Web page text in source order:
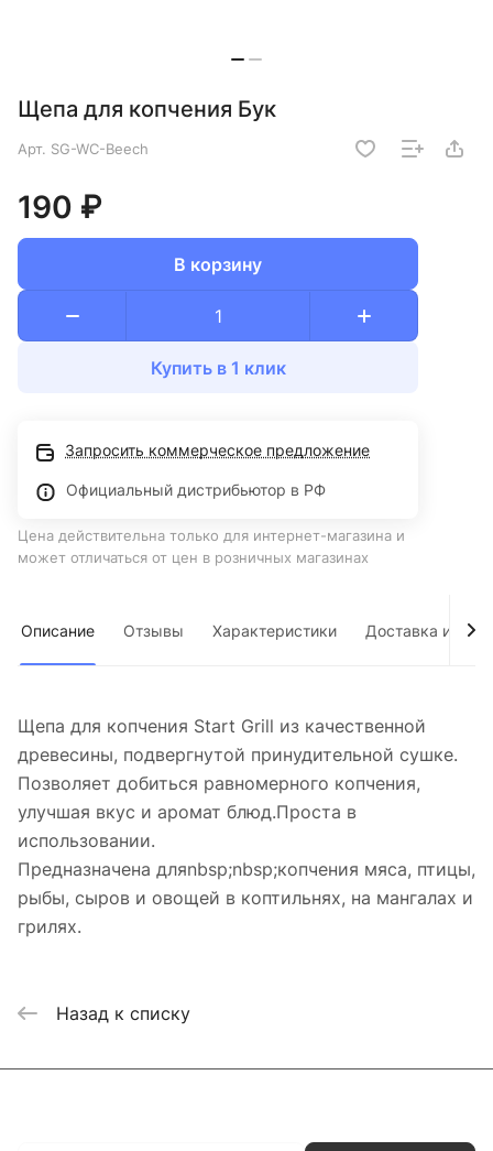
Щепа для копчения Бук
Арт. SG-WC-Beech
190 ₽
В корзину
Купить в 1 клик
Запросить коммерческое предложение
Официальный дистрибьютор в РФ
Цена действительна только для интернет-магазина и
может отличаться от цен в розничных магазинах
Описание Отзывы Характеристики Доставка и
Щепа для копчения Start Grill из качественной
древесины, подвергнутой принудительной сушке.
Позволяет добиться равномерного копчения,
улучшая вкус и аромат блюд.Проста в
использовании.
Предназначена дляnbsp;nbsp;копчения мяса, птицы,
рыбы, сыров и овощей в коптильнях, на мангалах и
грилях.
Назад к списку